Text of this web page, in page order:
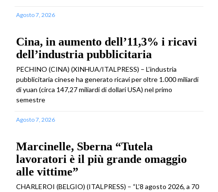
Agosto 7, 2026
Cina, in aumento dell’11,3% i ricavi
dell’industria pubblicitaria
PECHINO (CINA) (XINHUA/ITALPRESS) – L’industria
pubblicitaria cinese ha generato ricavi per oltre 1.000 miliardi
di yuan (circa 147,27 miliardi di dollari USA) nel primo
semestre
Agosto 7, 2026
Marcinelle, Sberna “Tutela
lavoratori è il più grande omaggio
alle vittime”
CHARLEROI (BELGIO) (ITALPRESS) – “L’8 agosto 2026, a 70